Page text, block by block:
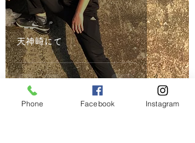
天神崎にて
Phone Facebook Instagram